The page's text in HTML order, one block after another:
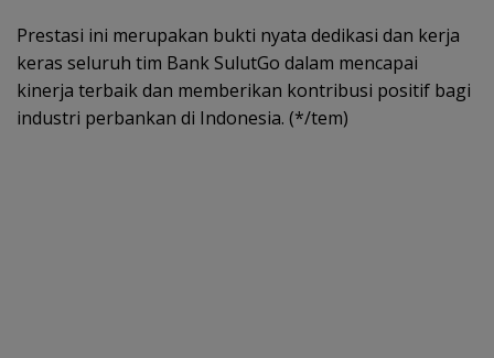
Prestasi ini merupakan bukti nyata dedikasi dan kerja
keras seluruh tim Bank SulutGo dalam mencapai
kinerja terbaik dan memberikan kontribusi positif bagi
industri perbankan di Indonesia. (*/tem)